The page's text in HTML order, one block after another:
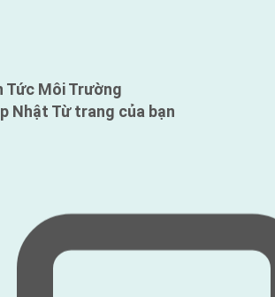
Tức Môi Trường
Nhật Từ trang của bạn